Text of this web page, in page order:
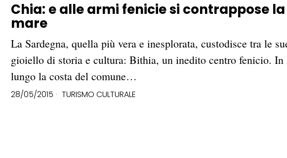
Chia: e alle armi fenicie si contrappose
mare
La Sardegna, quella più vera e inesplorata, custodisce tra le
gioiello di storia e cultura: Bithia, un inedito centro fenicio.
lungo la costa del comune…
28/05/2015 TURISMO CULTURALE